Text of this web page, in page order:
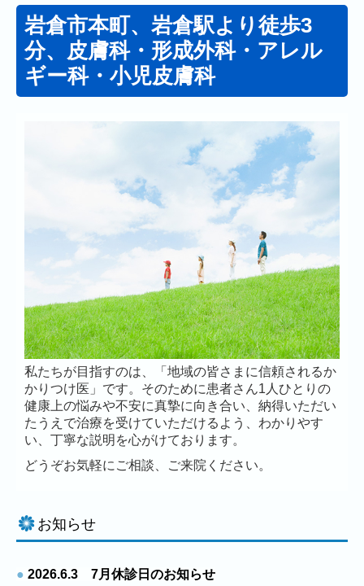
岩倉市本町、岩倉駅より徒歩3
分、皮膚科・形成外科・アレル
ギー科・小児皮膚科
私たちが目指すのは、「地域の皆さまに信頼されるか
かりつけ医」です。そのために患者さん1人ひとりの
健康上の悩みや不安に真摯に向き合い、納得いただい
たうえで治療を受けていただけるよう、わかりやす
い、丁寧な説明を心がけております。
どうぞお気軽にご相談、ご来院ください。
お知らせ
● 2026.6.3 7月休診日のお知らせ